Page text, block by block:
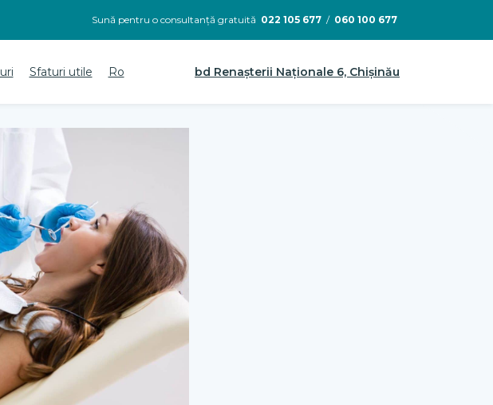
Sună pentru o consultanță gratuită 022 105 677 / 060 100 677
Sfaturi utile Ro bd Renașterii Naționale 6, Chișinău